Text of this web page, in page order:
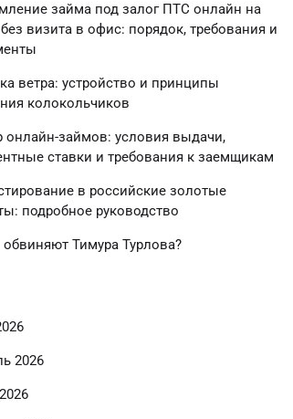
займа под залог ПТС онлайн на
без визита в офис: порядок, требования и
ветра: устройство и принципы
колокольчиков
онлайн-займов: условия выдачи,
ставки и требования к заемщикам
в российские золотые
подробное руководство
Тимура Турлова?
2026